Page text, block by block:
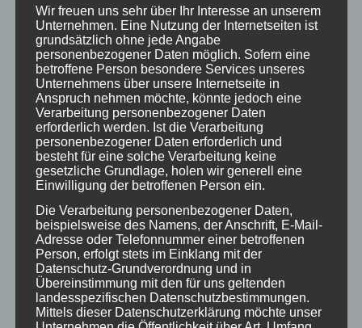
schon gehört habt,…
16. Dezember 2021
Ich melde mich zurück …
Letztes Jahr im September besuchte ich die
„Online Tagung“…
29. August 2021
Wir freuen uns sehr über Ihr Interesse an unserem
Unternehmen. Eine Nutzung der Internetseiten ist
grundsätzlich ohne jede Angabe
personenbezogener Daten möglich. Sofern eine
betroffene Person besondere Services unseres
Unternehmens über unsere Internetseite in
Anspruch nehmen möchte, könnte jedoch eine
Verarbeitung personenbezogener Daten
erforderlich werden. Ist die Verarbeitung
personenbezogener Daten erforderlich und
besteht für eine solche Verarbeitung keine
gesetzliche Grundlage, holen wir generell eine
Einwilligung der betroffenen Person ein.
Die Verarbeitung personenbezogener Daten,
beispielsweise des Namens, der Anschrift, E-Mail-
Adresse oder Telefonnummer einer betroffenen
Person, erfolgt stets im Einklang mit der
Datenschutz-Grundverordnung und in
Übereinstimmung mit den für uns geltenden
landesspezifischen Datenschutzbestimmungen.
Mittels dieser Datenschutzerklärung möchte unser